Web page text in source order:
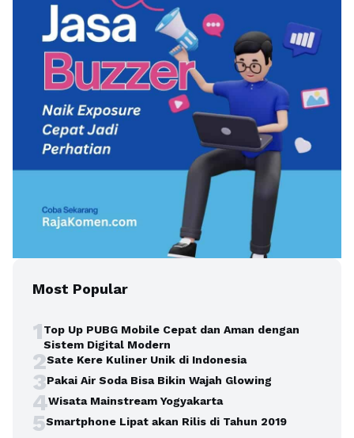
Most Popular
1Top Up PUBG Mobile Cepat dan Aman dengan
Sistem Digital Modern
2Sate Kere Kuliner Unik di Indonesia
3Pakai Air Soda Bisa Bikin Wajah Glowing
4Wisata Mainstream Yogyakarta
5Smartphone Lipat akan Rilis di Tahun 2019